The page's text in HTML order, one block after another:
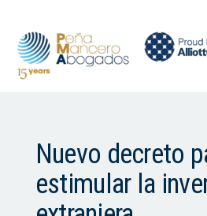
Nuevo decreto
estimular la